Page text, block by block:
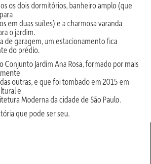
os dois dormitórios, banheiro amplo (que
em duas suítes) e a charmosa varanda
o jardim.
de garagem, um estacionamento fica
do prédio.
Conjunto Jardim Ana Rosa, formado por mais
outras, e que foi tombado em 2015 em
e
Moderna da cidade de São Paulo.
que pode ser seu.